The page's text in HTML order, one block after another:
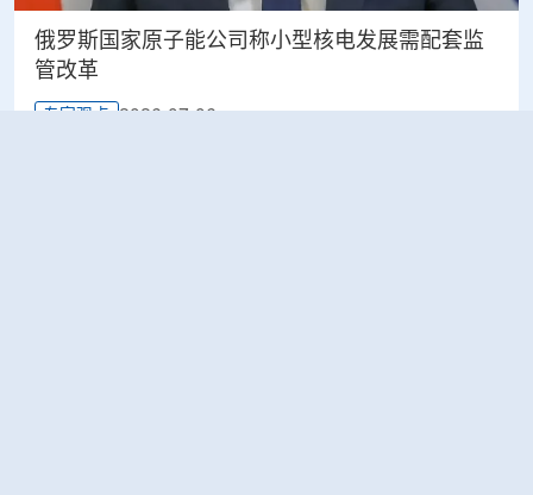
俄罗斯国家原子能公司称小型核电发展需配套监
管改革
专家观点 2026-07-06